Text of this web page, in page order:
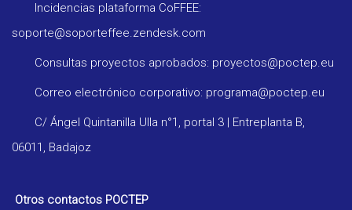
Incidencias plataforma CoFFEE:
soporte@soporteffee.zendesk.com
Consultas proyectos aprobados: proyectos@poctep.eu
Correo electrónico corporativo: programa@poctep.eu
C/ Ángel Quintanilla Ulla n°1, portal 3 | Entreplanta B,
06011, Badajoz
Otros contactos POCTEP